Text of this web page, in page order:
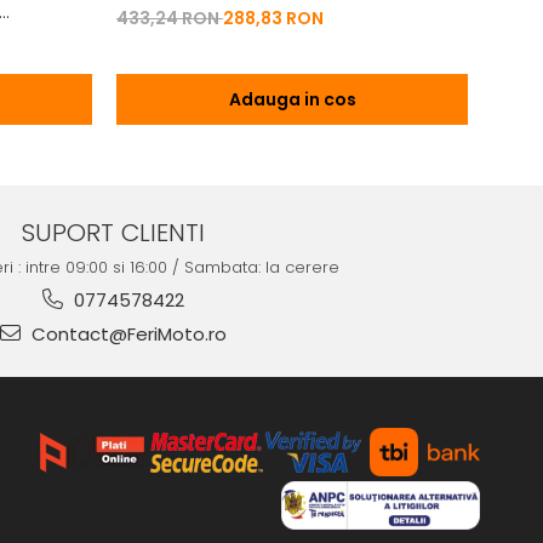
433,24 RON288,83 RON
Adauga in cos
SUPORT CLIENTI
: intre 09:00 si 16:00 / Sambata: la cerere
0774578422
Contact@FeriMoto.ro